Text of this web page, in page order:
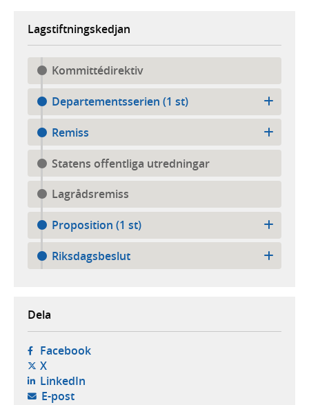
Lagstiftningskedjan
Kommittédirektiv
Departementsserien (1 st)
Remiss
Statens offentliga utredningar
Lagrådsremiss
Proposition (1 st)
Riksdagsbeslut
Dela
Facebook- öppnas i ny flik, extern webbplats,
X- öppnas i ny flik, extern webbplats,
LinkedIn- öppnas i ny flik, extern webbplats,
E-post- öppnar din e-postklient,